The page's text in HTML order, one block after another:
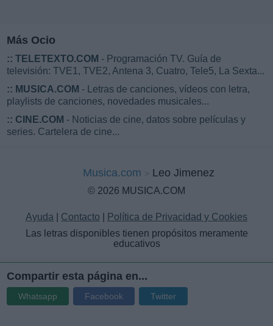
Más Ocio
:: TELETEXTO.COM - Programación TV. Guía de
televisión: TVE1, TVE2, Antena 3, Cuatro, Tele5, La Sexta...
:: MUSICA.COM - Letras de canciones, vídeos con letra,
playlists de canciones, novedades musicales...
:: CINE.COM - Noticias de cine, datos sobre películas y
series. Cartelera de cine...
Musica.com Leo Jimenez
© 2026 MUSICA.COM
Ayuda Contacto
Política de Privacidad y Cookies
Las letras disponibles tienen propósitos meramente
educativos
Compartir esta página en...
Whatsapp Facebook Twitter